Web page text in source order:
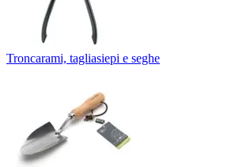
Troncarami, tagliasiepi e seghe